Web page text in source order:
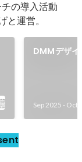
の導入活動
と運営。
DMMデザイ
Sep 2025 - Oct